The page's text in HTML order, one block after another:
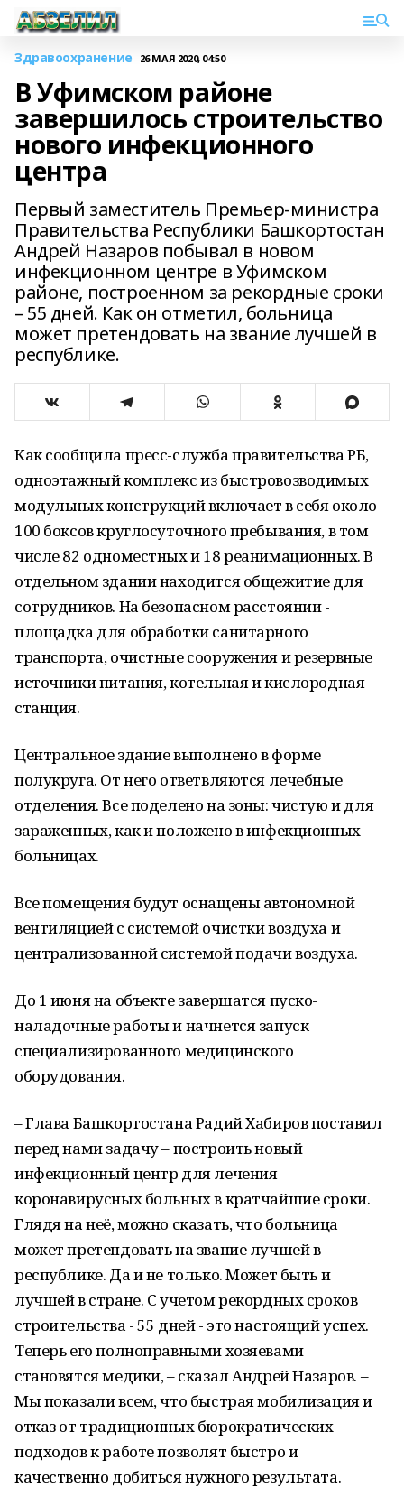
Здравоохранение 26 МАЯ 2020, 04:50
В Уфимском районе
завершилось строительство
нового инфекционного
центра
Первый заместитель Премьер-министра
Правительства Республики Башкортостан
Андрей Назаров побывал в новом
инфекционном центре в Уфимском
районе, построенном за рекордные сроки
– 55 дней. Как он отметил, больница
может претендовать на звание лучшей в
республике.
Как сообщила пресс-служба правительства РБ,
одноэтажный комплекс из быстровозводимых
модульных конструкций включает в себя около
100 боксов круглосуточного пребывания, в том
числе 82 одноместных и 18 реанимационных. В
отдельном здании находится общежитие для
сотрудников. На безопасном расстоянии -
площадка для обработки санитарного
транспорта, очистные сооружения и резервные
источники питания, котельная и кислородная
станция.
Центральное здание выполнено в форме
полукруга. От него ответвляются лечебные
отделения. Все поделено на зоны: чистую и для
зараженных, как и положено в инфекционных
больницах.
Все помещения будут оснащены автономной
вентиляцией с системой очистки воздуха и
централизованной системой подачи воздуха.
До 1 июня на объекте завершатся пуско-
наладочные работы и начнется запуск
специализированного медицинского
оборудования.
– Глава Башкортостана Радий Хабиров поставил
перед нами задачу – построить новый
инфекционный центр для лечения
коронавирусных больных в кратчайшие сроки.
Глядя на неё, можно сказать, что больница
может претендовать на звание лучшей в
республике. Да и не только. Может быть и
лучшей в стране. С учетом рекордных сроков
строительства - 55 дней - это настоящий успех.
Теперь его полноправными хозяевами
становятся медики, – сказал Андрей Назаров. –
Мы показали всем, что быстрая мобилизация и
отказ от традиционных бюрократических
подходов к работе позволят быстро и
качественно добиться нужного результата.